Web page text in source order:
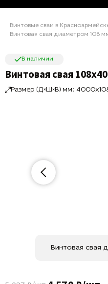
Винтовые сваи в
Винтовая свая диаметром 108
В наличии
Винтовая свая
Размер (Д×Ш×В) мм:
Винтовая свая